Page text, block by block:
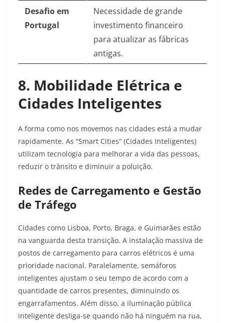
Desafio em
Portugal
Necessidade de grande
investimento financeiro
para atualizar as fábricas
antigas.
8. Mobilidade Elétrica e
Cidades Inteligentes
A forma como nos movemos nas cidades está a mudar
rapidamente. As “Smart Cities” (Cidades Inteligentes)
utilizam tecnologia para melhorar a vida das pessoas,
reduzir o trânsito e diminuir a poluição.
Redes de Carregamento e Gestão
de Tráfego
Cidades como Lisboa, Porto, Braga, e Guimarães estão
na vanguarda desta transição. A instalação massiva de
postos de carregamento para carros elétricos é uma
prioridade nacional. Paralelamente, semáforos
inteligentes ajustam o seu tempo de acordo com a
quantidade de carros presentes, diminuindo os
engarrafamentos. Além disso, a iluminação pública
inteligente desliga-se quando não há ninguém na rua,